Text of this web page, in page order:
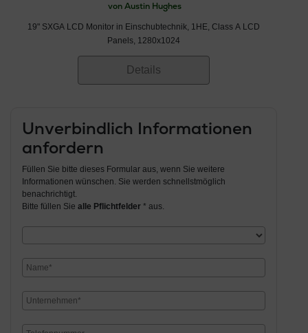
von Austin Hughes
19" SXGA LCD Monitor in Einschubtechnik, 1HE, Class A LCD
Panels, 1280x1024
Details
Unverbindlich Informationen
anfordern
Füllen Sie bitte dieses Formular aus, wenn Sie weitere
Informationen wünschen. Sie werden schnellstmöglich
benachrichtigt.
Bitte füllen Sie alle Pflichtfelder * aus.